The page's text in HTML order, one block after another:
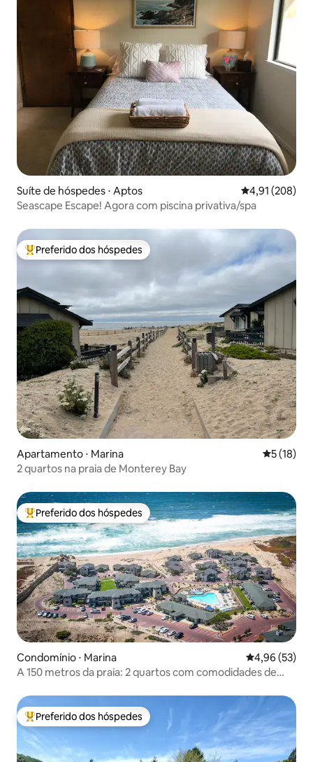
Suíte de hóspedes ⋅ Aptos 4,91 de uma
4,91 (208)
Seascape Escape! Agora com piscina privativa/spa
Entre os melhores preferidos dos hóspedes
Preferido dos hóspedes
Apartamento ⋅ Marina 5 de uma
5 (18)
2 quartos na praia de Monterey Bay
Entre os melhores preferidos dos hóspedes
Preferido dos hóspedes
Condomínio ⋅ Marina 4,96 de uma
4,96 (53)
A 150 metros da praia: 2 quartos com comodidades de
Entre os melhores preferidos dos hóspedes
Preferido dos hóspedes